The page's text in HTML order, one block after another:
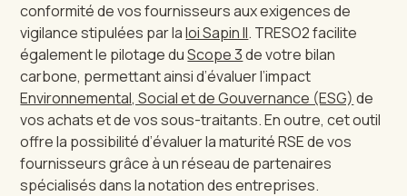
conformité de vos fournisseurs aux exigences de
vigilance stipulées par laloi Sapin II. TRESO2 facilite
également le pilotage duScope 3de votre bilan
carbone, permettant ainsi d’évaluer l’impact
Environnemental, Social et de Gouvernance (ESG) de
vos achats et de vos sous-traitants. En outre, cet outil
offre la possibilité d’évaluer la maturité RSE de vos
fournisseurs grâce à un réseau de partenaires
spécialisés dans la notation des entreprises.